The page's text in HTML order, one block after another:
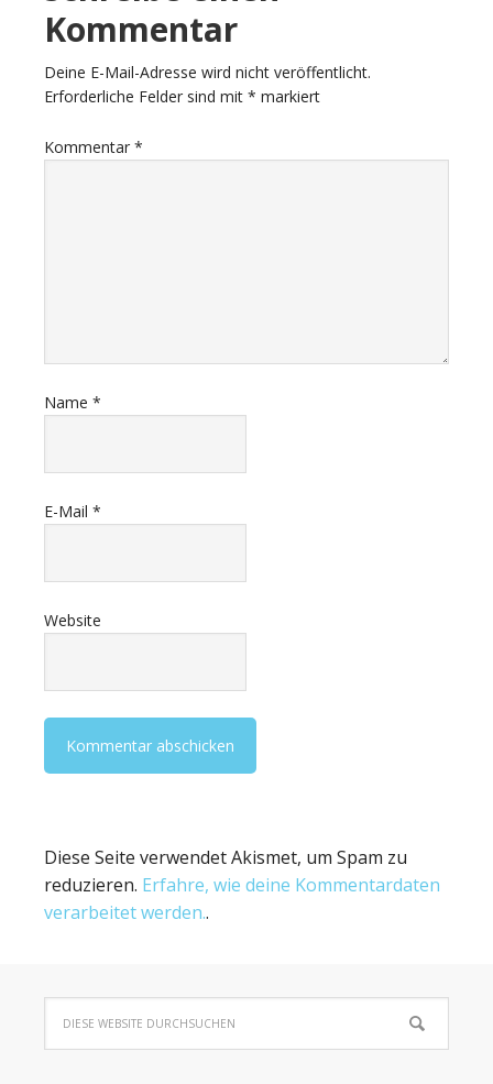
Kommentar
Deine E-Mail-Adresse wird nicht veröffentlicht.
Erforderliche Felder sind mit * markiert
Kommentar *
Name *
E-Mail *
Website
Diese Seite verwendet Akismet, um Spam zu
reduzieren. Erfahre, wie deine Kommentardaten
verarbeitet werden..